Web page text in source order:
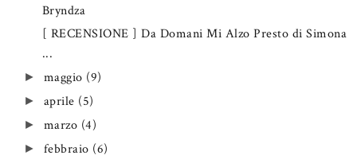
Bryndza
[ RECENSIONE ] Da Domani Mi Alzo Presto di Simona
...
► maggio (9)
► aprile (5)
► marzo (4)
► febbraio (6)